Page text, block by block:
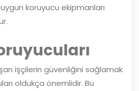
koruyucu ekipmanları
işçilerin güvenliğini sağlamak
oldukça önemlidir. Bu